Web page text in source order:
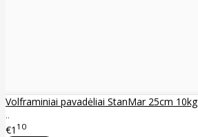
Volframiniai pavadėliai StanMar 25cm 10kg
..
€1 10